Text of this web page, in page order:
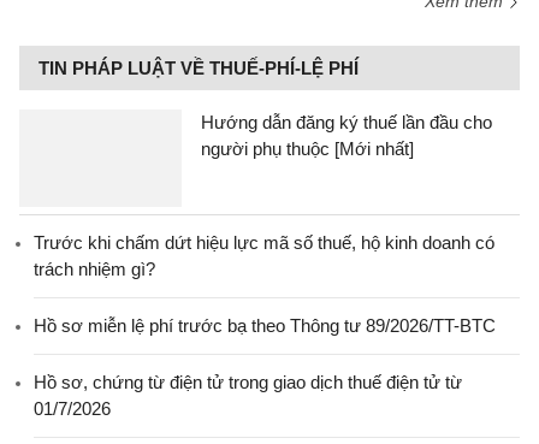
TIN PHÁP LUẬT VỀ THUẾ-PHÍ-LỆ PHÍ
Hướng dẫn đăng ký thuế lần đầu cho
người phụ thuộc [Mới nhất]
Trước khi chấm dứt hiệu lực mã số thuế, hộ kinh doanh có
trách nhiệm gì?
Hồ sơ miễn lệ phí trước bạ theo Thông tư 89/2026/TT-BTC
Hồ sơ, chứng từ điện tử trong giao dịch thuế điện tử từ
01/7/2026